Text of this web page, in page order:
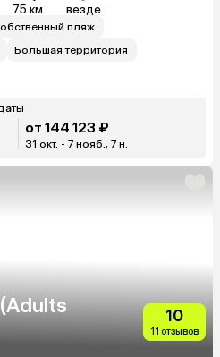
75 км везде
пляж
Большая территория
от 144 123 ₽
31 окт. - 7 нояб., 7 н.
10
11 отзывов